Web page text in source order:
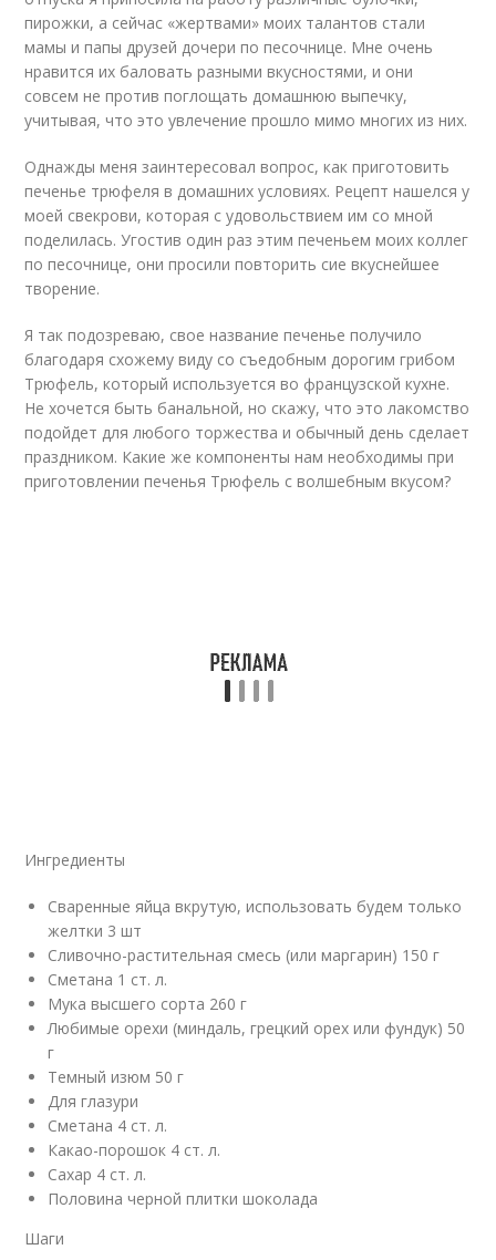
пирожки, а сейчас «жертвами» моих талантов стали
мамы и папы друзей дочери по песочнице. Мне очень
нравится их баловать разными вкусностями, и они
совсем не против поглощать домашнюю выпечку,
учитывая, что это увлечение прошло мимо многих из них.
Однажды меня заинтересовал вопрос, как приготовить
печенье трюфеля в домашних условиях. Рецепт нашелся у
моей свекрови, которая с удовольствием им со мной
поделилась. Угостив один раз этим печеньем моих коллег
по песочнице, они просили повторить сие вкуснейшее
творение.
Я так подозреваю, свое название печенье получило
благодаря схожему виду со съедобным дорогим грибом
Трюфель, который используется во французской кухне.
Не хочется быть банальной, но скажу, что это лакомство
подойдет для любого торжества и обычный день сделает
праздником. Какие же компоненты нам необходимы при
приготовлении печенья Трюфель с волшебным вкусом?
Ингредиенты
Сваренные яйца вкрутую, использовать будем только
желтки 3 шт
Сливочно-растительная смесь (или маргарин) 150 г
Сметана 1 ст. л.
Мука высшего сорта 260 г
Любимые орехи (миндаль, грецкий орех или фундук) 50
г
Темный изюм 50 г
Для глазури
Сметана 4 ст. л.
Какао-порошок 4 ст. л.
Сахар 4 ст. л.
Половина черной плитки шоколада
Шаги